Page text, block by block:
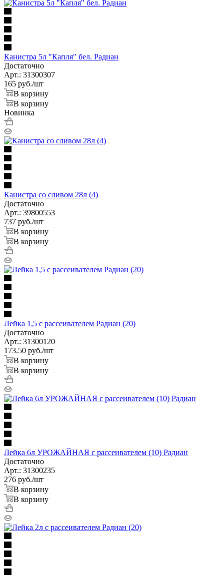
Канистра 5л "Капля" бел. Радиан
Достаточно
Арт.: 31300307
165 руб./шт
В корзину
В корзину
Новинка
Канистра со сливом 28л (4)
Достаточно
Арт.: 39800553
737 руб./шт
В корзину
В корзину
Лейка 1,5 с рассеивателем Радиан (20)
Достаточно
Арт.: 31300120
173.50 руб./шт
В корзину
В корзину
Лейка 6л УРОЖАЙНАЯ с рассеивателем (10) Радиан
Достаточно
Арт.: 31300235
276 руб./шт
В корзину
В корзину